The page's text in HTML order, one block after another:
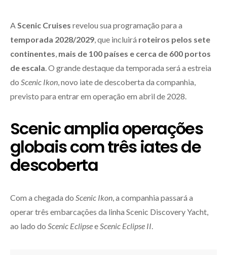
A Scenic Cruises revelou sua programação para a
temporada 2028/2029 , que incluirá roteiros pelos sete
continentes mais de 100 países e cerca de 600 portos
de escala . O grande destaque da temporada será a estreia
do Scenic Ikon , novo iate de descoberta da companhia,
previsto para entrar em operação em abril de 2028.
Scenic amplia operações
globais com três iates de
descoberta
Com a chegada do Scenic Ikon , a companhia passará a
operar três embarcações da linha Scenic Discovery Yacht,
ao lado do Scenic Eclipsee Scenic Eclipse II